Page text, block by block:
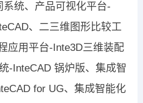
系统、产品可视化平台-
、二三维图形比较工
应用平台-Inte3D三维装配
-InteCAD 锅炉版、集成智
for UG、集成智能化